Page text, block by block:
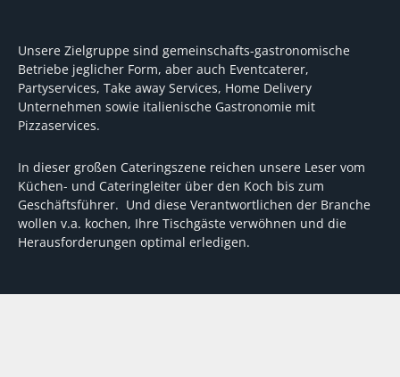
Unsere Zielgruppe sind gemeinschafts-gastronomische
Betriebe jeglicher Form, aber auch Eventcaterer,
Partyservices, Take away Services, Home Delivery
Unternehmen sowie italienische Gastronomie mit
Pizzaservices.
In dieser großen Cateringszene reichen unsere Leser vom
Küchen- und Cateringleiter über den Koch bis zum
Geschäftsführer. Und diese Verantwortlichen der Branche
wollen v.a. kochen, Ihre Tischgäste verwöhnen und die
Herausforderungen optimal erledigen.